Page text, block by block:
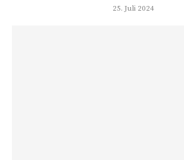
25. Juli 2024